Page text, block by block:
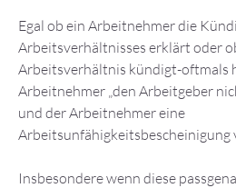
Egal ob ein Arbeitnehmer die
Arbeitsverhältnisses erklärt oder
Arbeitsverhältnis kündigt-oftmals
Arbeitnehmer „den Arbeitgeber
und der Arbeitnehmer eine
Arbeitsunfähigkeitsbescheinigung
Insbesondere wenn diese